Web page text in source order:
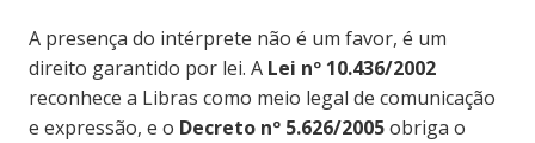
A presença do intérprete não é um favor, é um
direito garantido por lei. A Lei nº 10.436/2002
reconhece a Libras como meio legal de comunicação
e expressão, e o Decreto nº 5.626/2005obriga o